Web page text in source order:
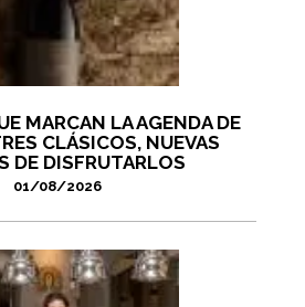
MARCAN LA AGENDA DE
CLÁSICOS, NUEVAS
DE DISFRUTARLOS
01/08/2026